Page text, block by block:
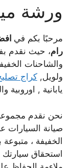
ورشة
مرحبًا بكم في
رام، حيث نقدم
والشاحنات
ولويل, كراج
يابانية , اوروبية
نحن نقدم
صيانة السيارات
الخفيفة ،
استحقاق سيارتك